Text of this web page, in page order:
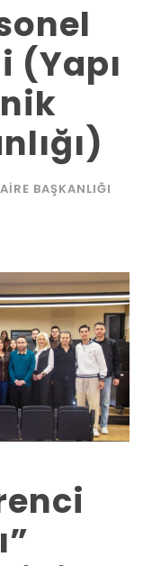
(Yapı
BAŞKANLIĞI